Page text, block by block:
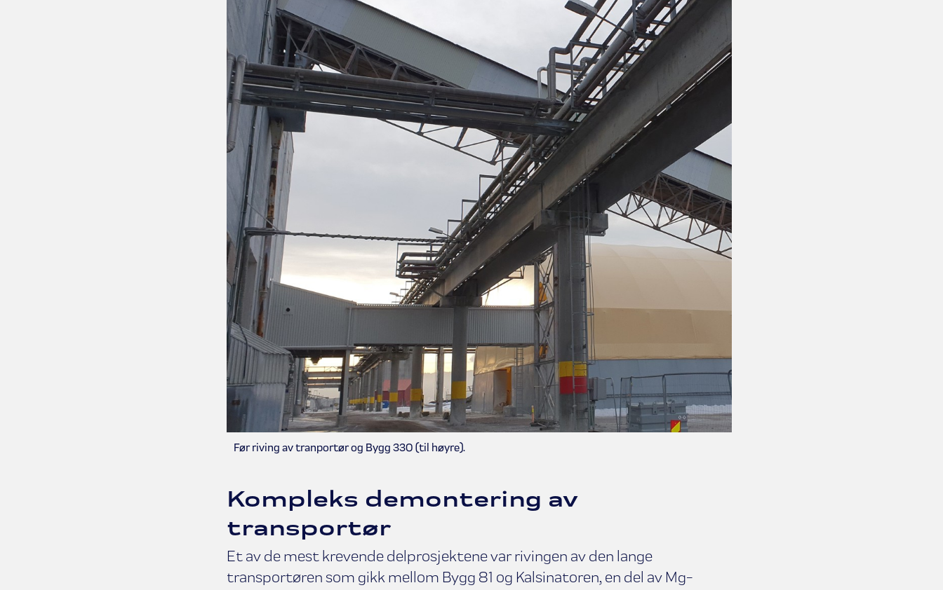
Før riving av tranportør og Bygg 330 (til høyre).
Kompleks demontering av
transportør
Et av de mest krevende delprosjektene var rivingen av den lange
transportøren som gikk mellom Bygg 81 og Kalsinatoren, en del av Mg-